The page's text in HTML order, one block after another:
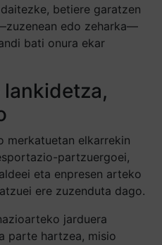
betiere garatzen
edo zeharka—
bati onura ekar
lankidetza,
merkatuetan elkarrekin
partzuergoei,
eta enpresen arteko
ere zuzenduta dago.
jarduera
parte hartzea, misio